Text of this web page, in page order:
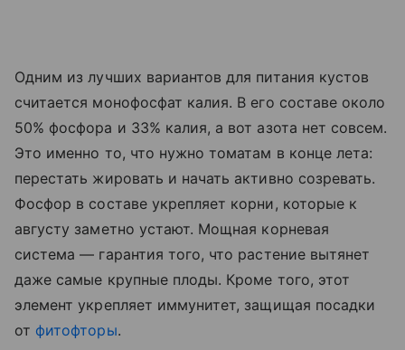
Одним из лучших вариантов для питания кустов
считается монофосфат калия. В его составе около
50% фосфора и 33% калия, а вот азота нет совсем.
Это именно то, что нужно томатам в конце лета:
перестать жировать и начать активно созревать.
Фосфор в составе укрепляет корни, которые к
августу заметно устают. Мощная корневая
система — гарантия того, что растение вытянет
даже самые крупные плоды. Кроме того, этот
элемент укрепляет иммунитет, защищая посадки
от фитофторы.